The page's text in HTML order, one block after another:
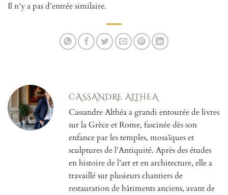
Il n’y a pas d’entrée similaire.
CASSANDRE ALTHEA
Cassandre Althéa a grandi entourée de livres
sur la Grèce et Rome, fascinée dès son
enfance par les temples, mosaïques et
sculptures de l’Antiquité. Après des études
en histoire de l’art et en architecture, elle a
travaillé sur plusieurs chantiers de
restauration de bâtiments anciens, avant de